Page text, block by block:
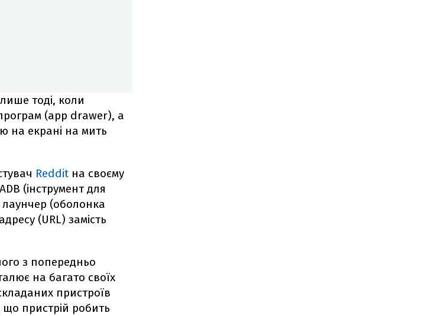
тоді, коли
(app drawer), а
на екрані на мить
Reddit на своєму
(інструмент для
(оболонка
(URL) замість
з попередньо
на багато своїх
пристроїв
пристрій робить